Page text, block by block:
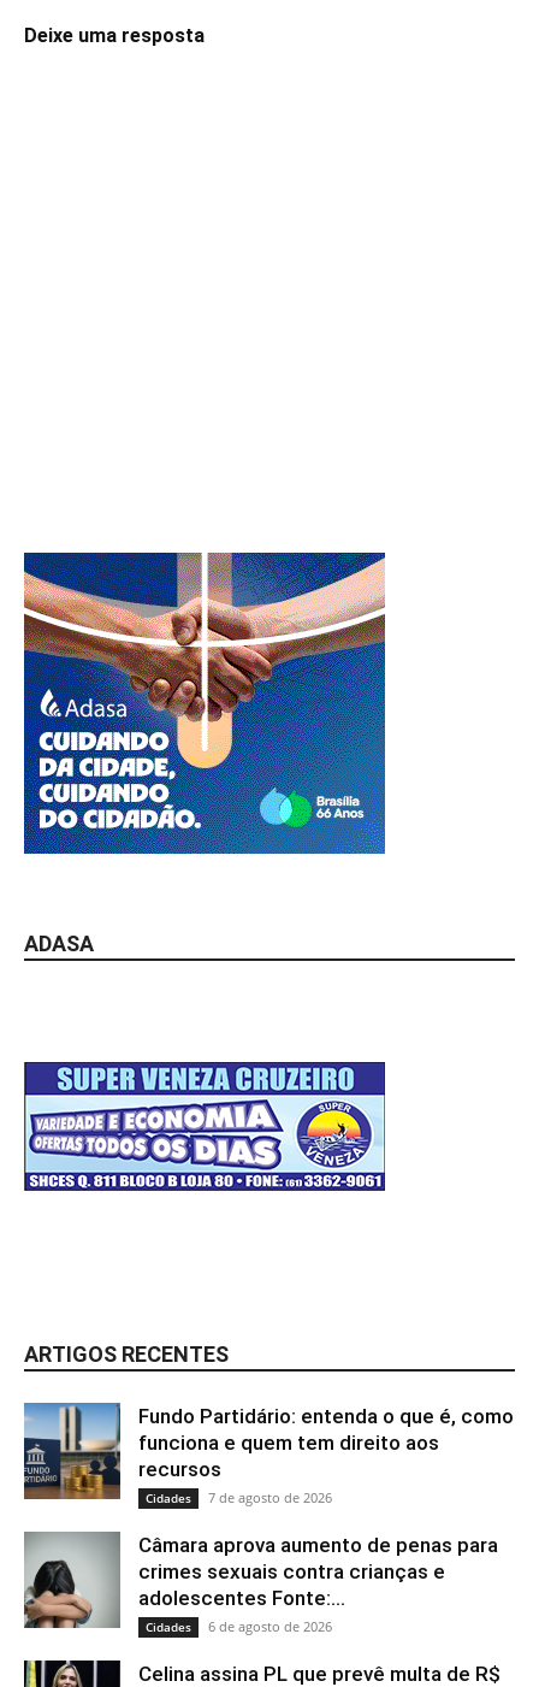
Deixe uma resposta
ADASA
ARTIGOS RECENTES
Fundo Partidário: entenda o que é, como
funciona e quem tem direito aos
recursos
Cidades 7 de agosto de 2026
Câmara aprova aumento de penas para
crimes sexuais contra crianças e
adolescentes Fonte:...
Cidades 6 de agosto de 2026
Celina assina PL que prevê multa de R$